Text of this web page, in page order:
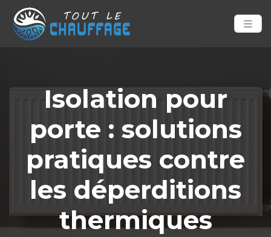
Isolation pour
porte : solutions
pratiques contre
les déperditions
thermiques